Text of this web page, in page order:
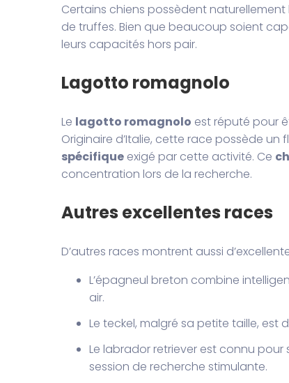
Certains chiens possèdent
de truffes. Bien que beaucoup soient
leurs capacités hors pair.
Lagotto romagnolo
Le lagotto romagnolo est réputé pour
Originaire d’Italie, cette race possède un
spécifiqueexigé par cette activité. Ce
concentration lors de la recherche.
Autres excellentes races
D’autres races montrent aussi
L’épagneul breton combine
air.
Le teckel, malgré sa petite taille,
Le labrador retriever est connu
session de recherche stimulante.